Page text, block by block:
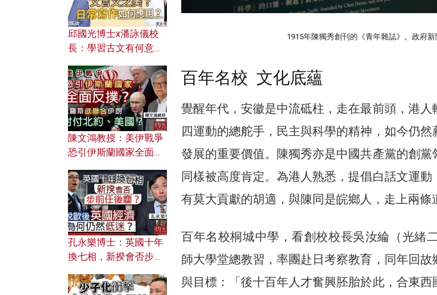
1915年陳獨秀創刊的《青年雜誌》。政府新
百年名校 文化底蘊
覺醒年代，安徽是中流砥柱，走在最前頭，港
四運動的總舵手，民主與科學的精神，如今仍
發展的重要價值。陳獨秀亦是中國共產黨的創黨
同樣被高度肯定。為港人熟悉，提倡白話文運
有莫大貢獻的胡適，與陳同是皖鄉人，走上兩條
百年名校桐城中學，看創校校長吳汝綸（光緒
師大學堂總教習，率團赴日考察教育，同年回故
與目標：「後十百年人才奮興胚胎於此，合東西
邱國光博士x潘詠儀校
長：學習古文有何意
文之美？ 日常寫作如何
應用？
陳文鴻教授：美伊戰爭
恐引伊斯蘭國家全面反
對付北約美國？
孔永樂博士：英國十年
換七相，新揆會否步前
濟為何仍然低迷？